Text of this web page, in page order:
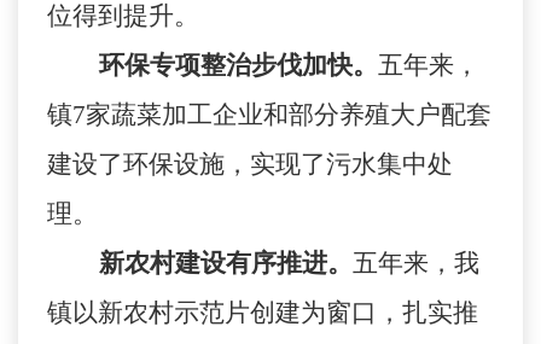
位得到提升。
环保专项整治步伐加快。 五年来，
镇7家蔬菜加工企业和部分养殖大户配套
建设了环保设施，实现了污水集中处
理。
新农村建设有序推进。 五年来，我
镇以新农村示范片创建为窗口，扎实推